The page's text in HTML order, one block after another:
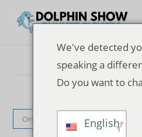
Ordinamento predefinito
We've detected
speaking a
Do you want to
English